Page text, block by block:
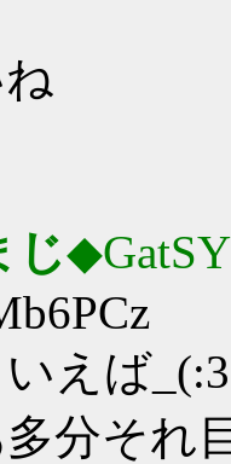
じ
えば_(:3
多分それ